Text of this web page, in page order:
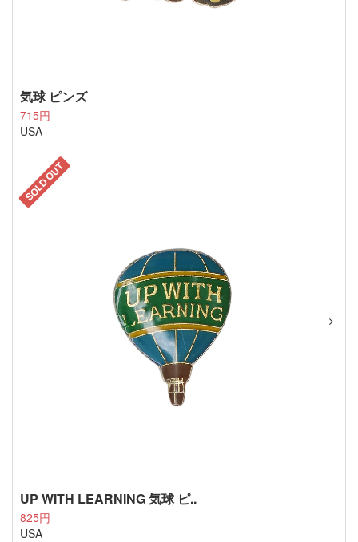
気球 ピンズ
715円
USA
SOLD OUT
UP WITH LEARNING 気球 ピ..
825円
USA